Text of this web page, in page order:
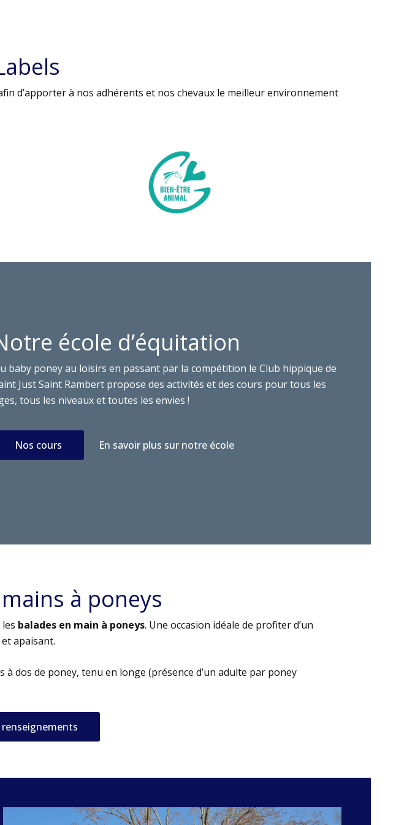
d’apporter à nos adhérents et nos chevaux le meilleur environnement
école d’équitation
baby poney au loisirs en passant par la compétition le Club hippique de
Just Saint Rambert propose des activités et des cours pour tous les
tous les niveaux et toutes les envies !
Nos cours En savoir plus sur notre école
à poneys
balades en main à poneys. Une occasion idéale de profiter d’un
apaisant.
dos de poney, tenu en longe (présence d’un adulte par poney